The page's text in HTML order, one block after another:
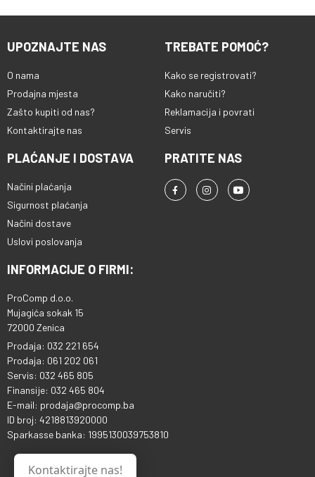
UPOZNAJTE NAS
O nama
Prodajna mjesta
Zašto kupiti od nas?
Kontaktirajte nas
TREBATE POMOĆ?
Kako se registrovati?
Kako naručiti?
Reklamacija i povrati
Servis
PLAĆANJE I DOSTAVA
Načini plaćanja
Sigurnost plaćanja
Načini dostave
Uslovi poslovanja
PRATITE NAS
INFORMACIJE O FIRMI:
ProComp d.o.o.
Mujagića sokak 15
72000 Zenica
Prodaja: 032 221 654
Prodaja: 061 202 061
Servis: 032 465 805
Finansije: 032 465 804
E-mail: prodaja@procomp.ba
ID broj: 4218813920000
Sparkasse banka: 1995130039753810
Kontaktirajte nas!